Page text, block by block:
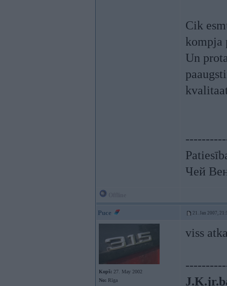
Cik
kompja
Un
Чей
Puce 21. Jan 2007,
Kopš: 27. May 2002
No: Rīga
viss